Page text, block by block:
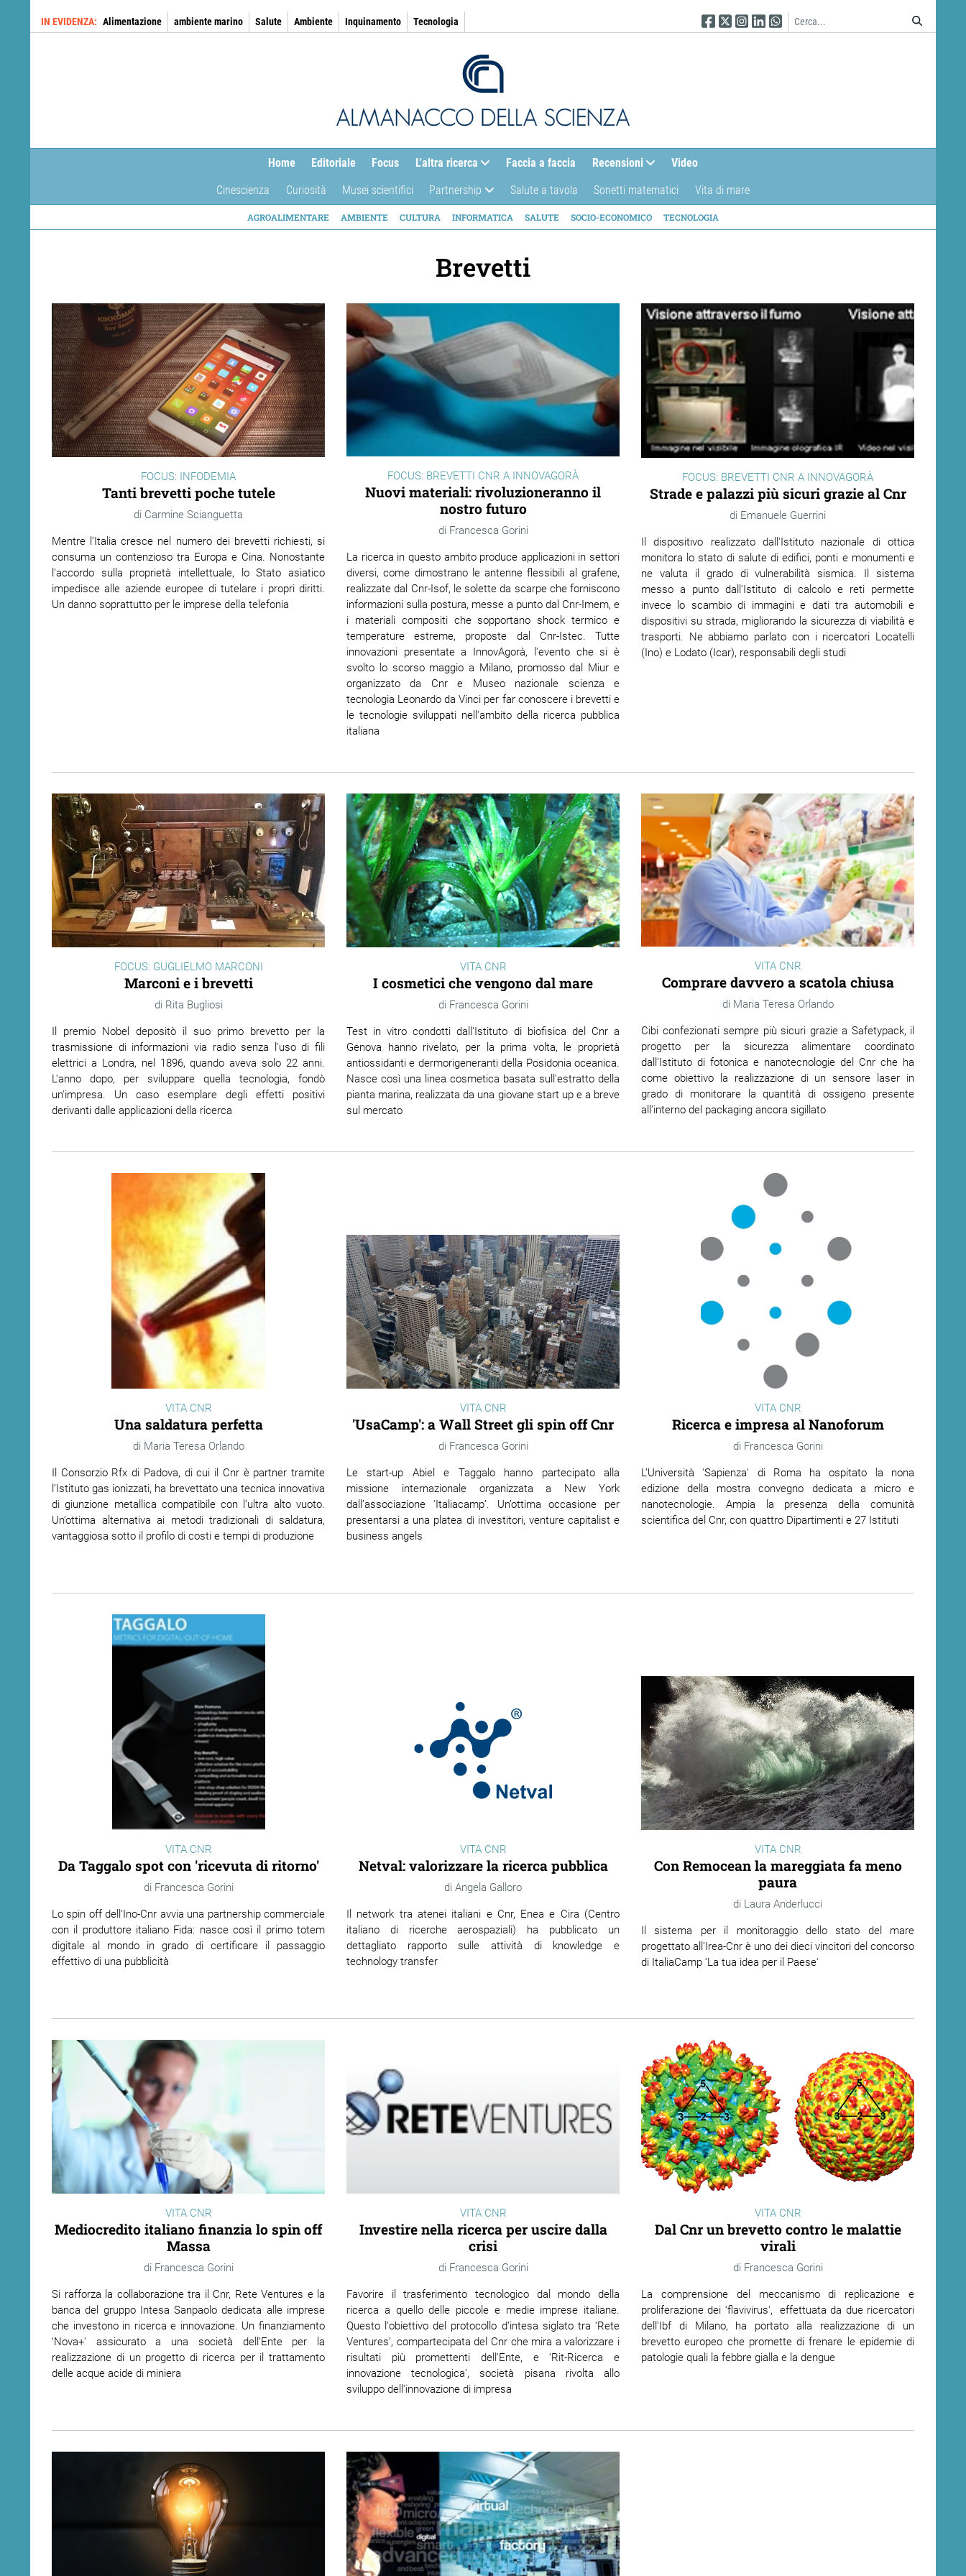
IN EVIDENZA Alimentazione ambiente marino Salute Ambiente Inquinamento Tecnologia Seguici su Facebook
Seguici su Twitter
Seguici su Instagram
Seguici su Linkedin
Seguici su WhatsApp
Home Editoriale Focus L'altra ricerca Faccia a faccia Recensioni Video
Cinescienza Curiosità Musei scientifici Partnership Salute a tavola Sonetti matematici Vita di mare
NAVIGAZIONE
AGROALIMENTARE AMBIENTE CULTURA INFORMATICA SALUTE SOCIO-ECONOMICO TECNOLOGIA
Brevetti
FOCUS: INFODEMIA
Tanti brevetti poche tutele
Carmine Scianguetta
Mentre l’Italia cresce nel numero dei brevetti richiesti, si
consuma un contenzioso tra Europa e Cina. Nonostante
l’accordo sulla proprietà intellettuale, lo Stato asiatico
impedisce alle aziende europee di tutelare i propri diritti.
Un danno soprattutto per le imprese della telefonia
FOCUS: BREVETTI CNR A INNOVAGORÀ
Nuovi materiali: rivoluzioneranno il
nostro futuro
Francesca Gorini
La ricerca in questo ambito produce applicazioni in settori
diversi, come dimostrano le antenne flessibili al grafene,
realizzate dal Cnr-Isof, le solette da scarpe che forniscono
informazioni sulla postura, messe a punto dal Cnr-Imem, e
i materiali compositi che sopportano shock termico e
temperature estreme, proposte dal Cnr-Istec. Tutte
innovazioni presentate a InnovAgorà, l'evento che si è
svolto lo scorso maggio a Milano, promosso dal Miur e
organizzato da Cnr e Museo nazionale scienza e
tecnologia Leonardo da Vinci per far conoscere i brevetti e
le tecnologie sviluppati nell'ambito della ricerca pubblica
italiana
FOCUS: BREVETTI CNR A INNOVAGORÀ
Strade e palazzi più sicuri grazie al Cnr
Emanuele Guerrini
Il dispositivo realizzato dall'Istituto nazionale di ottica
monitora lo stato di salute di edifici, ponti e monumenti e
ne valuta il grado di vulnerabilità sismica. Il sistema
messo a punto dall'Istituto di calcolo e reti permette
invece lo scambio di immagini e dati tra automobili e
dispositivi su strada, migliorando la sicurezza di viabilità e
trasporti. Ne abbiamo parlato con i ricercatori Locatelli
(Ino) e Lodato (Icar), responsabili degli studi
FOCUS: GUGLIELMO MARCONI
Marconi e i brevetti
Rita Bugliosi
Il premio Nobel depositò il suo primo brevetto per la
trasmissione di informazioni via radio senza l'uso di fili
elettrici a Londra, nel 1896, quando aveva solo 22 anni.
L'anno dopo, per sviluppare quella tecnologia, fondò
un'impresa. Un caso esemplare degli effetti positivi
derivanti dalle applicazioni della ricerca
VITA CNR
I cosmetici che vengono dal mare
Francesca Gorini
Test in vitro condotti dall'Istituto di biofisica del Cnr a
Genova hanno rivelato, per la prima volta, le proprietà
antiossidanti e dermorigeneranti della Posidonia oceanica.
Nasce così una linea cosmetica basata sull'estratto della
pianta marina, realizzata da una giovane start up e a breve
sul mercato
VITA CNR
Comprare davvero a scatola chiusa
Maria Teresa Orlando
Cibi confezionati sempre più sicuri grazie a Safetypack, il
progetto per la sicurezza alimentare coordinato
dall’Istituto di fotonica e nanotecnologie del Cnr che ha
come obiettivo la realizzazione di un sensore laser in
grado di monitorare la quantità di ossigeno presente
all’interno del packaging ancora sigillato
VITA CNR
Una saldatura perfetta
Maria Teresa Orlando
Il Consorzio Rfx di Padova, di cui il Cnr è partner tramite
l’Istituto gas ionizzati, ha brevettato una tecnica innovativa
di giunzione metallica compatibile con l’ultra alto vuoto.
Un’ottima alternativa ai metodi tradizionali di saldatura,
vantaggiosa sotto il profilo di costi e tempi di produzione
VITA CNR
'UsaCamp': a Wall Street gli spin off Cnr
Francesca Gorini
Le start-up Abiel e Taggalo hanno partecipato alla
missione internazionale organizzata a New York
dall’associazione 'Italiacamp’. Un’ottima occasione per
presentarsi a una platea di investitori, venture capitalist e
business angels
VITA CNR
Ricerca e impresa al Nanoforum
Francesca Gorini
L’Università 'Sapienza' di Roma ha ospitato la nona
edizione della mostra convegno dedicata a micro e
nanotecnologie. Ampia la presenza della comunità
scientifica del Cnr, con quattro Dipartimenti e 27 Istituti
VITA CNR
Da Taggalo spot con 'ricevuta di ritorno'
Francesca Gorini
Lo spin off dell'Ino-Cnr avvia una partnership commerciale
con il produttore italiano Fida: nasce così il primo totem
digitale al mondo in grado di certificare il passaggio
effettivo di una pubblicità
VITA CNR
Netval: valorizzare la ricerca pubblica
Angela Galloro
Il network tra atenei italiani e Cnr, Enea e Cira (Centro
italiano di ricerche aerospaziali) ha pubblicato un
dettagliato rapporto sulle attività di knowledge e
technology transfer
VITA CNR
Con Remocean la mareggiata fa meno
paura
Laura Anderlucci
Il sistema per il monitoraggio dello stato del mare
progettato all'Irea-Cnr è uno dei dieci vincitori del concorso
di ItaliaCamp ‘La tua idea per il Paese'
VITA CNR
Mediocredito italiano finanzia lo spin off
Massa
Francesca Gorini
Si rafforza la collaborazione tra il Cnr, Rete Ventures e la
banca del gruppo Intesa Sanpaolo dedicata alle imprese
che investono in ricerca e innovazione. Un finanziamento
‘Nova+' assicurato a una società dell'Ente per la
realizzazione di un progetto di ricerca per il trattamento
delle acque acide di miniera
VITA CNR
Investire nella ricerca per uscire dalla
crisi
Francesca Gorini
Favorire il trasferimento tecnologico dal mondo della
ricerca a quello delle piccole e medie imprese italiane.
Questo l'obiettivo del protocollo d'intesa siglato tra ‘Rete
Ventures', compartecipata del Cnr che mira a valorizzare i
risultati più promettenti dell'Ente, e ‘Rit-Ricerca e
innovazione tecnologica', società pisana rivolta allo
sviluppo dell'innovazione di impresa
VITA CNR
Dal Cnr un brevetto contro le malattie
virali
Francesca Gorini
La comprensione del meccanismo di replicazione e
proliferazione dei ‘flavivirus', effettuata da due ricercatori
dell'Ibf di Milano, ha portato alla realizzazione di un
brevetto europeo che promette di frenare le epidemie di
patologie quali la febbre gialla e la dengue